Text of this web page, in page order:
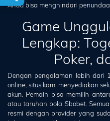
Anda bisa menghindari
Game
Lengkap:
Poker,
Dengan pengalaman lebih dari
online, situs kami menyediakan
akun. Pemain bisa memilih
atau taruhan bola Sbobet.
resmi dengan provider yang